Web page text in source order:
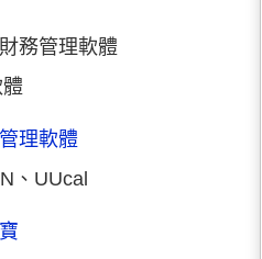
務管理軟體
理軟體
、UUcal